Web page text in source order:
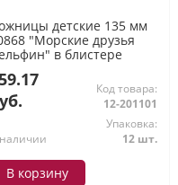
детские 135 мм
"Морские друзья
в блистере
Код товара:
12-201101
Упаковка:
12 шт.
В корзину